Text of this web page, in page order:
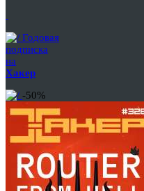
Годовая
подписка
на
Хакер
-50%